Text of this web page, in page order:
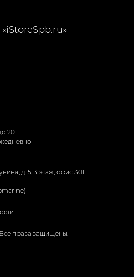
20
д. 5, 3 этаж, офис 301
права защищены.